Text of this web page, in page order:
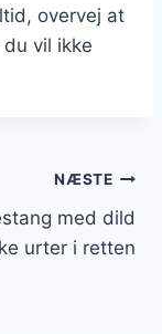
overvej at
vil ikke
NÆSTE
med dild
urter i retten